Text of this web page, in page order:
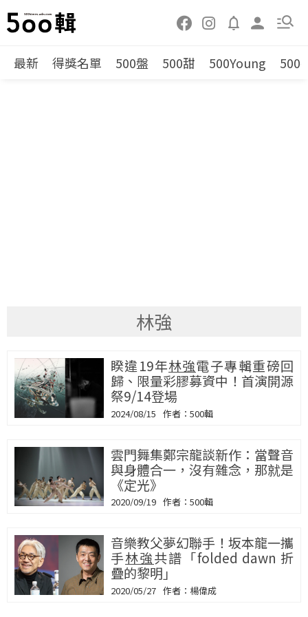
最新 得獎名單 500盤 500甜 500Young 500
林強
睽違19年林強電子專輯重磅回
歸、限量彩膠募資中！首演開源
祭9/14登場
2024/08/15 500輯
雲門舞集鄭宗龍談新作：當聲音
與身體合一，沒有雜念，那就是
《定光》
2020/09/19 500輯
音樂教父夢幻聯手！坂本龍一攜
手林強共譜「folded dawn 折
疊的黎明」
2020/05/27 楊偉成